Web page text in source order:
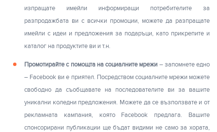
изпращате имейли информиращи потребителите за
разпродажбата ви с всички промоции, можете да разпращате
имейли с идеи и предложения за подаръци, като прикрепите и
каталог на продуктите ви и т.н.
Промотирайте с помощта на социалните мрежи – запомнете едно
– Facebook ви е приятел. Посредством социалните мрежи можете
свободно да съобщавате на последователите ви за вашите
уникални коледни предложения. Можете да се възползвате и от
рекламната кампания, която Facebook предлага. Вашите
спонсорирани публикации ще бъдат видими не само за хората,